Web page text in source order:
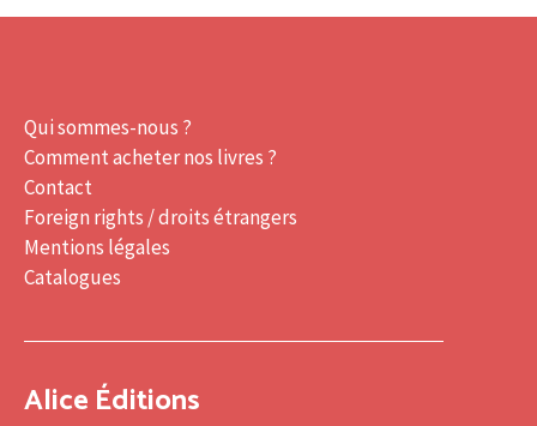
Qui sommes-nous ?
Comment acheter nos livres ?
Contact
Foreign rights / droits étrangers
Mentions légales
Catalogues
Alice Éditions